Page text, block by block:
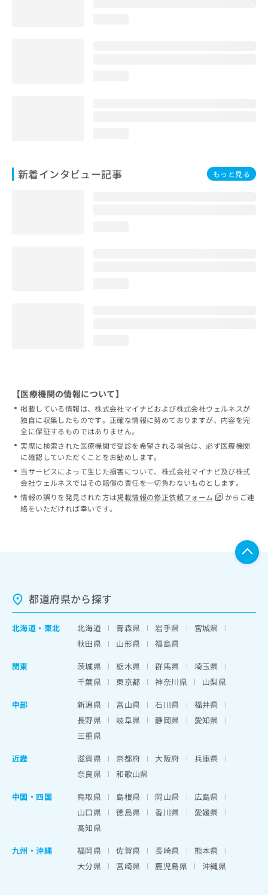
新着インタビュー記事 もっと見る
【医療機関の情報について】
掲載している情報は、株式会社マイナビおよび株式会社ウェルネスが
独自に収集したものです。正確な情報に努めておりますが、内容を完
全に保証するものではありません。
実際に検索された医療機関で受診を希望される場合は、必ず医療機関
に確認していただくことをお勧めします。
当サービスによって生じた損害について、株式会社マイナビ及び株式
会社ウェルネスではその賠償の責任を一切負わないものとします。
情報の誤りを発見された方は掲載情報の修正依頼フォーム
からご連
絡をいただければ幸いです。
都道府県から探す
北海道 ・ 東北 北海道 青森県 岩手県
宮城県
秋田県
山形県
福島県
関東
茨城県 栃木県 群馬県
埼玉県
千葉県
東京都 神奈川県
山梨県
中部
新潟県 富山県 石川県
福井県
長野県
岐阜県 静岡県
愛知県
三重県
近畿
滋賀県 京都府 大阪府
兵庫県
奈良県
和歌山県
中国・四国
鳥取県 島根県 岡山県
広島県
山口県
徳島県 香川県
愛媛県
高知県
九州・沖縄
福岡県 佐賀県 長崎県
熊本県
大分県
宮崎県 鹿児島県 沖縄県